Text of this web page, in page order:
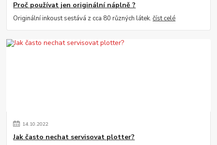
Proč používat jen originální náplně ?
Originální inkoust sestává z cca 80 různých látek.číst celé
14.10.2022
Jak často nechat servisovat plotter?